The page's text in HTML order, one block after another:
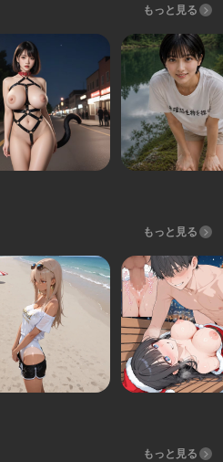
もっと見る
もっと見る
もっと見る